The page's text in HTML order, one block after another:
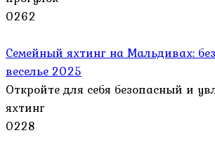
0262
Семейный яхтинг на Мальдивах:
веселье 2025
Откройте для себя безопасный и
яхтинг
0228